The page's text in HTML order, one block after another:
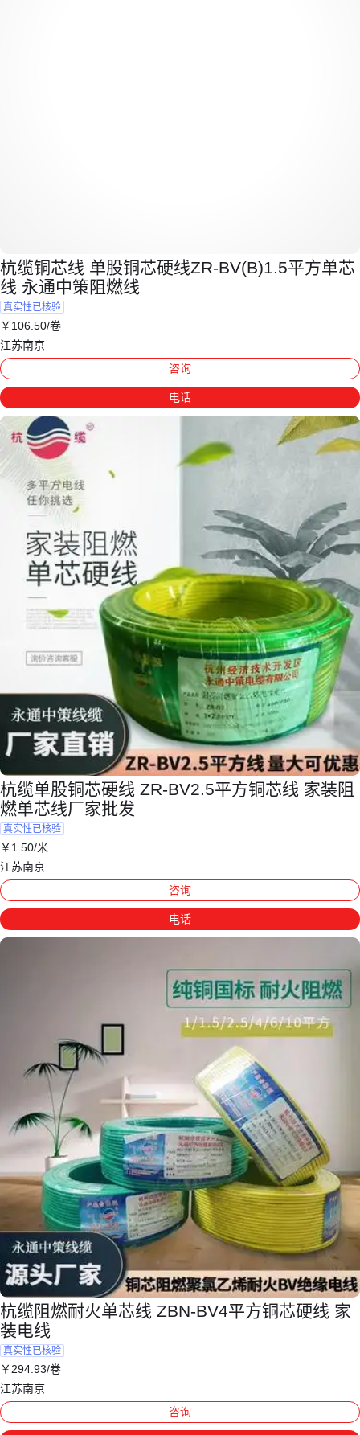
杭缆铜芯线 单股铜芯硬线ZR-BV(B)1.5平方单芯
线 永通中策阻燃线
真实性已核验
￥ 106 .50/卷
江苏南京
咨询
电话
杭缆单股铜芯硬线 ZR-BV2.5平方铜芯线 家装阻
燃单芯线厂家批发
真实性已核验
￥ 1 .50/米
江苏南京
咨询
电话
杭缆阻燃耐火单芯线 ZBN-BV4平方铜芯硬线 家
装电线
真实性已核验
￥ 294 .93/卷
江苏南京
咨询